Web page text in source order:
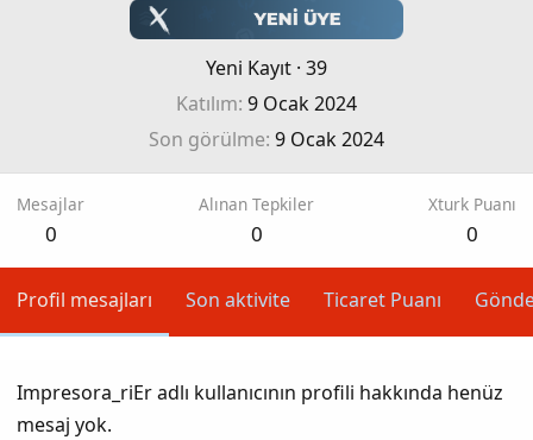
Yeni Kayıt · 39
Katılım 9 Ocak 2024
Son görülme 9 Ocak 2024
Mesajlar
0
Alınan Tepkiler
0
Xturk Puanı
0
Profil mesajları Son aktivite Ticaret Puanı
Impresora_riEr adlı kullanıcının profili hakkında henüz
mesaj yok.